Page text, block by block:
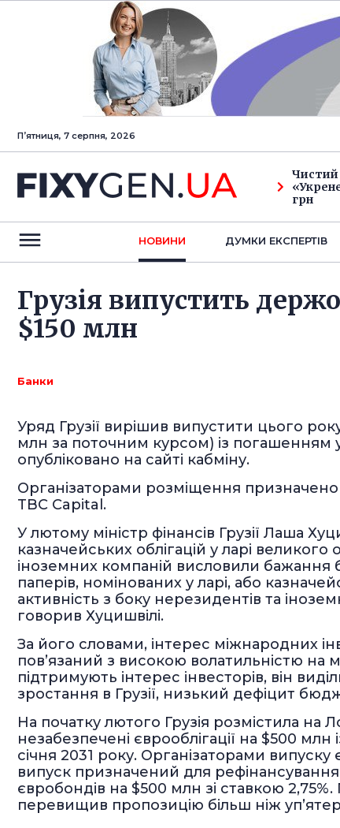
Пʼятниця, 7 серпня, 2026
Чистий
грн
НОВИНИ ДУМКИ ЕКСПЕРТIВ
Грузія випустить
$150 млн
Банки
Уряд Грузії вирішив випустити цього
млн за поточним курсом) із погашенням у
опубліковано на сайті кабміну.
Організаторами розміщення призначено
TBC Capital.
У лютому міністр фінансів Грузії Лаша
казначейських облігацій у ларі
іноземних компаній висловили бажання
паперів, номінованих у ларі, або
активність з боку нерезидентів та
говорив Хуцишвілі.
За його словами, інтерес міжнародних
пов’язаний з високою волатильністю на
підтримують інтерес інвесторів, він
зростання в Грузії, низький дефіцит
На початку лютого Грузія розмістила на
незабезпечені єврооблігації на $500
січня 2031 року. Організаторами
випуск призначений для
євробондів на $500 млн зі ставкою
перевищив пропозицію більш ніж